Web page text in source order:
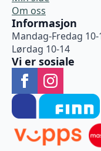
Om oss
Informasjon
Mandag-Fredag 10-
Lørdag 10-14
Vi er sosiale